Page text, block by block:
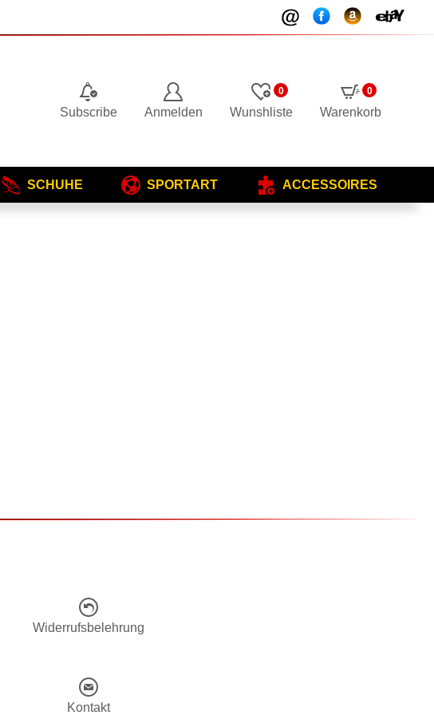
Subscribe Anmelden Wunshliste
0
Warenkorb
0
SCHUHE SPORTART
ACCESSOIRES
Widerrufsbelehrung
Kontakt